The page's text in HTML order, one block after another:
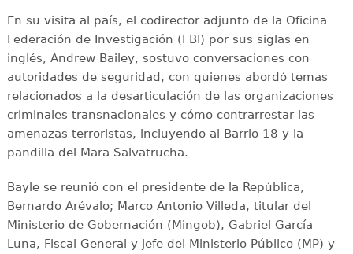
En su visita al país, el codirector adjunto de la Oficina
Federación de Investigación (FBI) por sus siglas en
inglés, Andrew Bailey, sostuvo conversaciones con
autoridades de seguridad, con quienes abordó temas
relacionados a la desarticulación de las organizaciones
criminales transnacionales y cómo contrarrestar las
amenazas terroristas, incluyendo al Barrio 18 y la
pandilla del Mara Salvatrucha.
Bayle se reunió con el presidente de la República,
Bernardo Arévalo; Marco Antonio Villeda, titular del
Ministerio de Gobernación (Mingob), Gabriel García
Luna, Fiscal General y jefe del Ministerio Público (MP) y